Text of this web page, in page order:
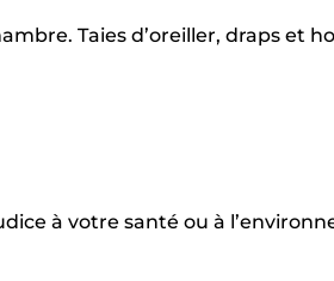
Taies d’oreiller, draps et
à votre santé ou à